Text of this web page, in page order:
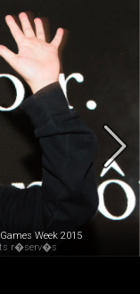
Week 2015
r�serv�s